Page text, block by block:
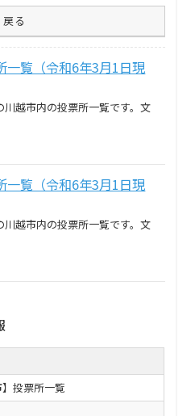
戻る
一覧（令和6年3月1日現
川越市内の投票所一覧です。文
一覧（令和6年3月1日現
川越市内の投票所一覧です。文
】投票所一覧